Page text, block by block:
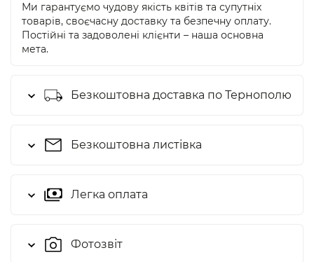
Ми гарантуємо чудову якість квітів та супутніх
товарів, своєчасну доставку та безпечну оплату.
Постійні та задоволені клієнти – наша основна
мета.
Безкоштовна доставка по Тернополю
Безкоштовна листівка
Легка оплата
Фотозвіт